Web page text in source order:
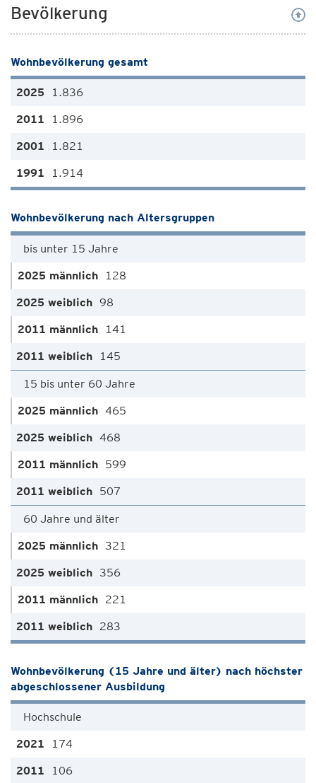
Bevölkerung
Wohnbevölkerung gesamt
1.836
1.896
1.821
1.914
Wohnbevölkerung nach Altersgruppen
bis unter 15 Jahre
128
98
141
145
15 bis unter 60 Jahre
465
468
599
507
60 Jahre und älter
321
356
221
283
Wohnbevölkerung (15 Jahre und älter) nach höchster
abgeschlossener Ausbildung
Hochschule
174
106